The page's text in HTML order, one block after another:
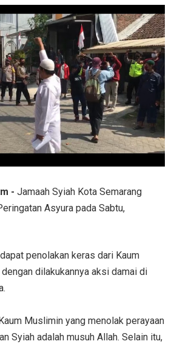
- Jamaah Syiah Kota Semarang
Asyura pada Sabtu,
penolakan keras dari Kaum
dilakukannya aksi damai di
Muslimin yang menolak perayaan
Syiah adalah musuh Allah. Selain itu,